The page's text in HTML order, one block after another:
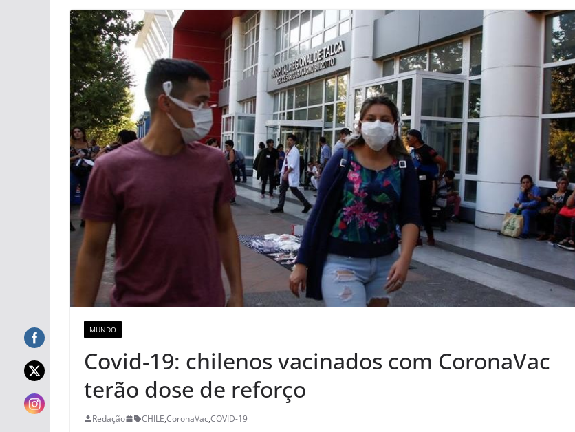
MUNDO
Covid-19: chilenos vacinados com CoronaVac
terão dose de reforço
Redação CHILE,CoronaVac,COVID-19